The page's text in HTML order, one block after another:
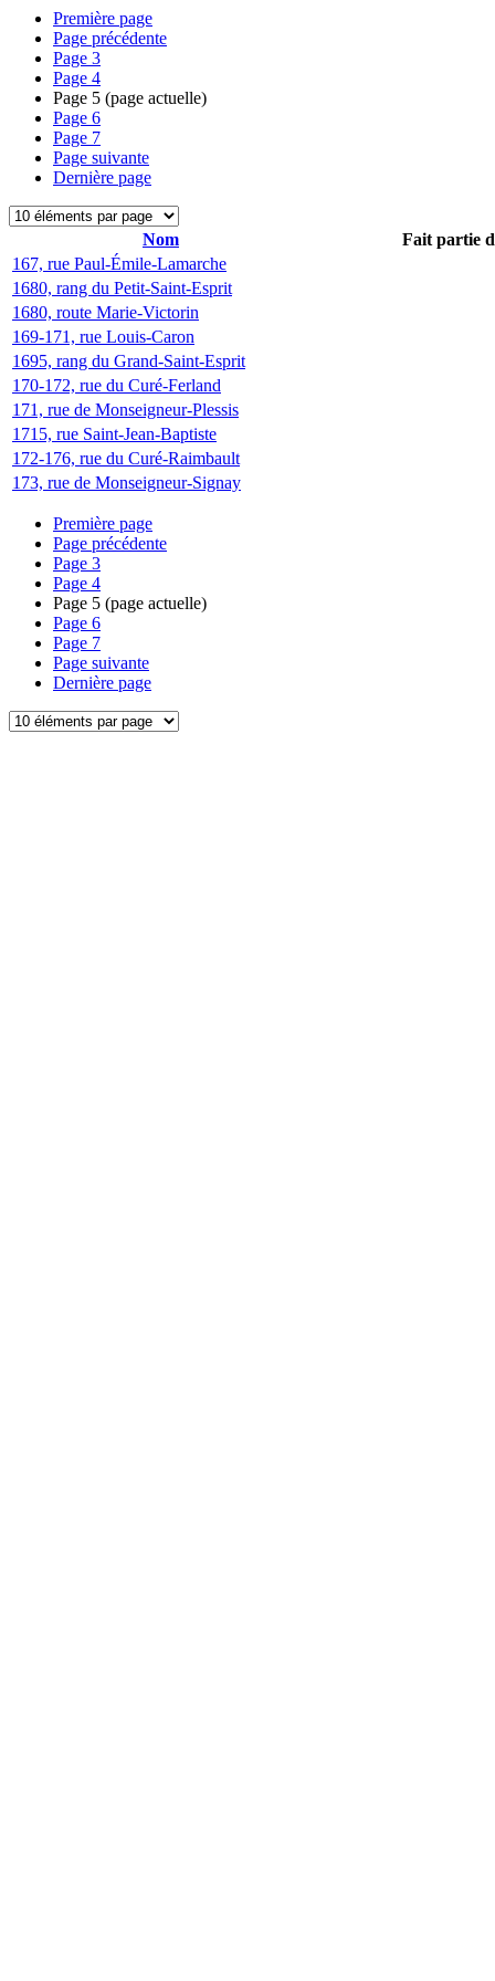
Première page
Page précédente
Page 3
Page 4
Page 5 (page actuelle)
Page 6
Page 7
Page suivante
Dernière page
Nom
Fait partie
167, rue Paul-Émile-Lamarche
1680, rang du Petit-Saint-Esprit
1680, route Marie-Victorin
169-171, rue Louis-Caron
1695, rang du Grand-Saint-Esprit
170-172, rue du Curé-Ferland
171, rue de Monseigneur-Plessis
1715, rue Saint-Jean-Baptiste
172-176, rue du Curé-Raimbault
173, rue de Monseigneur-Signay
Première page
Page précédente
Page 3
Page 4
Page 5 (page actuelle)
Page 6
Page 7
Page suivante
Dernière page